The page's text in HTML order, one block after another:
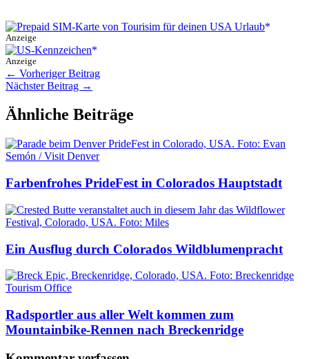
Anzeige
Anzeige
← Vorheriger Beitrag
Nächster Beitrag →
Ähnliche Beiträge
Farbenfrohes PrideFest in Colorados Hauptstadt
Ein Ausflug durch Colorados Wildblumenpracht
Radsportler aus aller Welt kommen zum
Mountainbike-Rennen nach Breckenridge